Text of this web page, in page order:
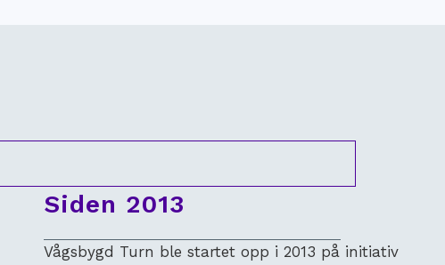
Siden 2013
Vågsbygd Turn ble startet opp i 2013 på initiativ